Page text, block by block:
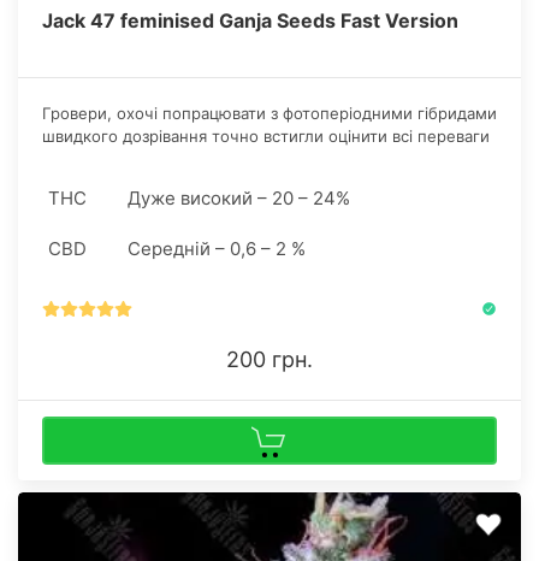
Jack 47 feminised Ganja Seeds Fast Version
Гровери, охочі попрацювати з фотоперіодними гібридами
швидкого дозрівання точно встигли оцінити всі переваги
THC Дуже високий – 20 – 24%
CBD Середній – 0,6 – 2 %
200 грн.